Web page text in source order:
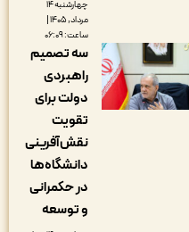
چهارشنبه ۱۴
مرداد, ۱۴۰۵ |
سه تصمیم
راهبردی
دولت برای
نقش‌آفرینی
دانشگاه‌ها
در حکمرانی
و توسعه